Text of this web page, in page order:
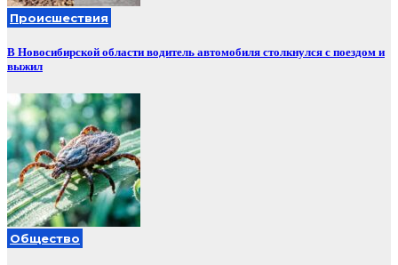
Происшествия
В Новосибирской области водитель автомобиля столкнулся с поездом и
выжил
Общество